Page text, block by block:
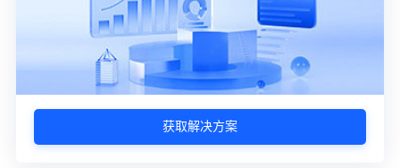
获取解决方案